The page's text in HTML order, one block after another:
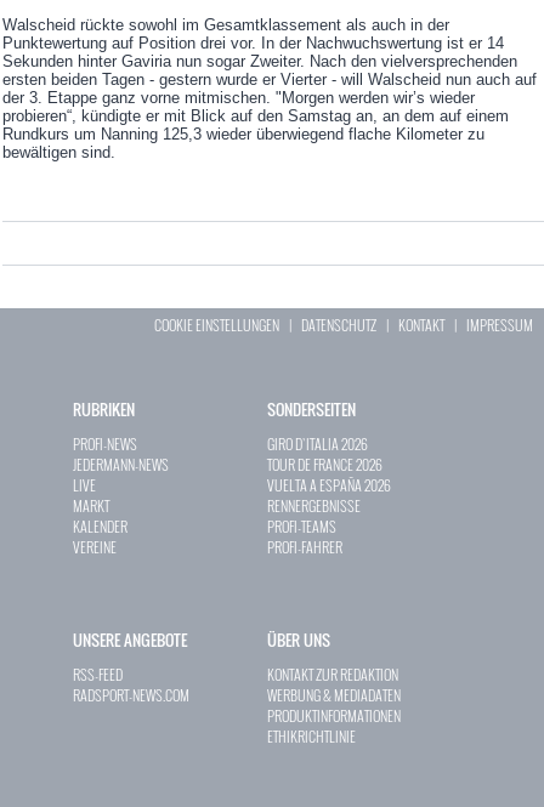
Walscheid rückte sowohl im Gesamtklassement als auch in der
Punktewertung auf Position drei vor. In der Nachwuchswertung ist er 14
Sekunden hinter Gaviria nun sogar Zweiter. Nach den vielversprechenden
ersten beiden Tagen - gestern wurde er Vierter - will Walscheid nun auch auf
der 3. Etappe ganz vorne mitmischen. "Morgen werden wir’s wieder
probieren“, kündigte er mit Blick auf den Samstag an, an dem auf einem
Rundkurs um Nanning 125,3 wieder überwiegend flache Kilometer zu
bewältigen sind.
COOKIE EINSTELLUNGEN | DATENSCHUTZ | KONTAKT| IMPRESSUM
RUBRIKEN
PROFI-NEWS
JEDERMANN-NEWS
LIVE
MARKT
KALENDER
VEREINE
SONDERSEITEN
GIRO D`ITALIA 2026
TOUR DE FRANCE 2026
VUELTA A ESPAÑA 2026
RENNERGEBNISSE
PROFI-TEAMS
PROFI-FAHRER
UNSERE ANGEBOTE
RSS-FEED
RADSPORT-NEWS.COM
ÜBER UNS
KONTAKT ZUR REDAKTION
WERBUNG & MEDIADATEN
PRODUKTINFORMATIONEN
ETHIKRICHTLINIE